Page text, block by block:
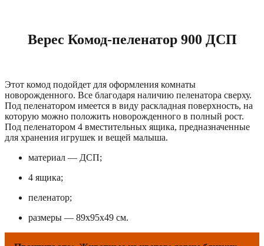
Верес Комод-пеленатор 900 ДСП
Этот комод подойдет для оформления комнаты
новорожденного. Все благодаря наличию пеленатора сверху.
Под пеленатором имеется в виду раскладная поверхность, на
которую можно положить новорожденного в полный рост.
Под пеленатором 4 вместительных ящика, предназначенные
для хранения игрушек и вещей малыша.
материал — ДСП;
4 ящика;
пеленатор;
размеры — 89x95x49 см.